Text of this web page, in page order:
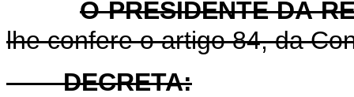
O PRESIDENTE DA
lhe confere o artigo 84, da
DECRETA: